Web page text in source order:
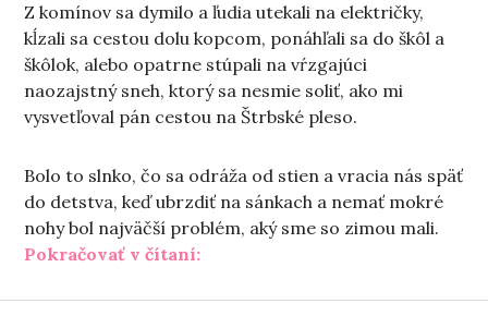
Z komínov sa dymilo a ľudia utekali na električky,
kĺzali sa cestou dolu kopcom, ponáhľali sa do škôl a
škôlok, alebo opatrne stúpali na vŕzgajúci
naozajstný sneh, ktorý sa nesmie soliť, ako mi
vysvetľoval pán cestou na Štrbské pleso.
Bolo to slnko, čo sa odráža od stien a vracia nás späť
do detstva, keď ubrzdiť na sánkach a nemať mokré
nohy bol najväčší problém, aký sme so zimou mali.
Pokračovať v čítaní:„O ránach a zime“